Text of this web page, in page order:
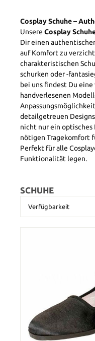
Cosplay Schuhe –
Unsere Cosplay
Dir einen
auf Komfort zu
charakteristischen
schurken oder -
bei uns findest Du
handverlesenen
detailgetreuen
nicht nur ein optisches
nötigen Tragekomfort
Perfekt für alle
Funktionalität legen.
SCHUHE